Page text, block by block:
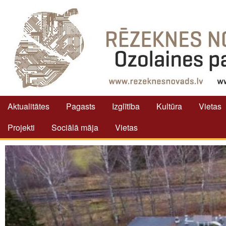
Aktualitātes Pagasts Izglītība Kultūra
Vietas
Projekti
Sociālā māja Vietas